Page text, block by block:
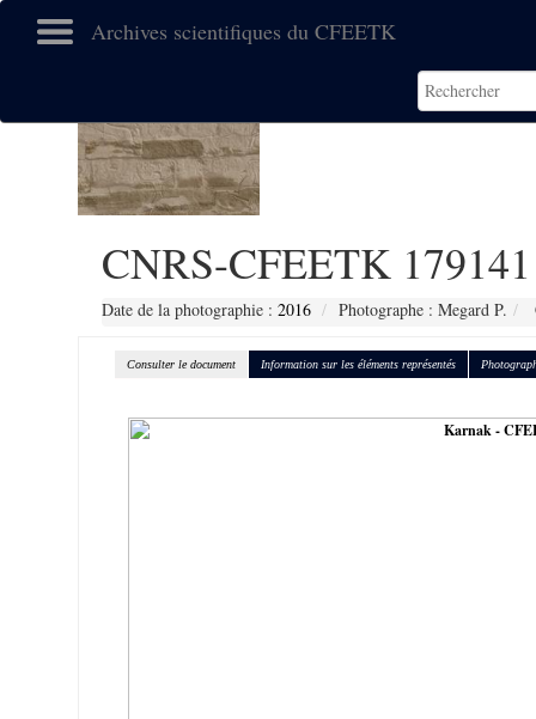
Archives scientifiques du CFEETK
CNRS-CFEETK 179141
Date de la photographie : 2016 Photographe : Megard P.
Consulter le document Information sur les éléments représentés